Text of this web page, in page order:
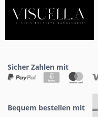
Sicher Zahlen mit
Bequem bestellen mit